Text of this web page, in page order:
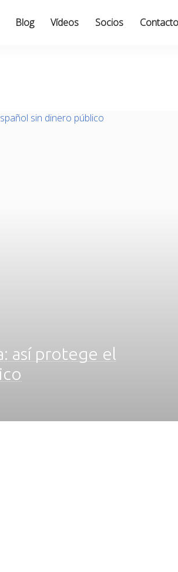
Blog Vídeos Socios Contacto
así protege el